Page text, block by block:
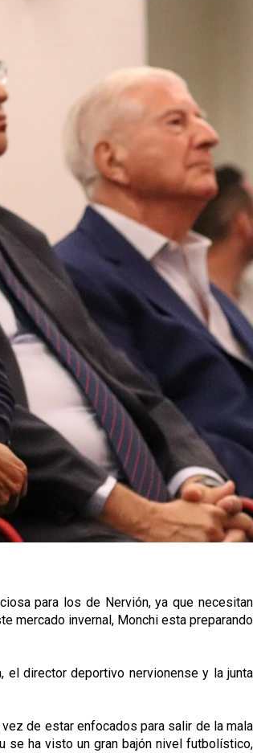
para los de Nervión, ya que necesitan
mercado invernal, Monchi esta preparando
el director deportivo nervionense y la junta
de estar enfocados para salir de la mala
se ha visto un gran bajón nivel futbolístico,